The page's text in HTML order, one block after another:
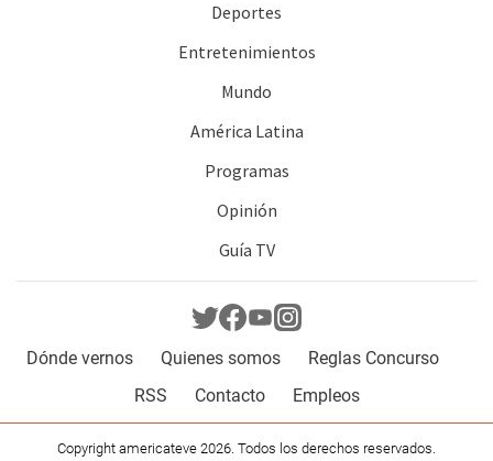
Deportes
Entretenimientos
Mundo
América Latina
Programas
Opinión
Guía TV
Dónde vernos Quienes somos
Reglas Concurso
RSS
Contacto Empleos
Copyright americateve 2026. Todos los derechos reservados.